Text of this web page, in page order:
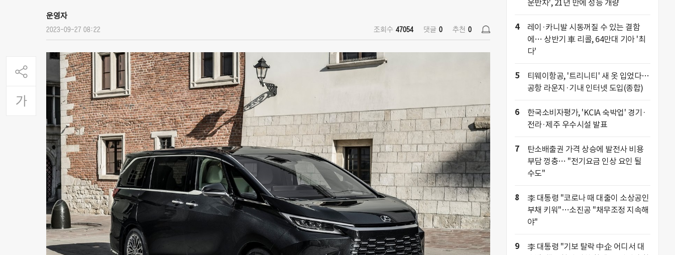
운영자
2023-09-27 08:22 조회수 47054 댓글 0 추천 0